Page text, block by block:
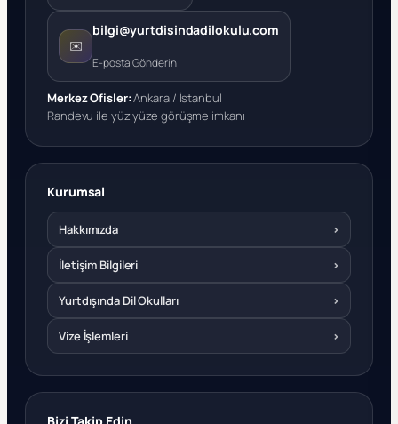
✉️
bilgi@yurtdisindadilokulu.com
E-posta Gönderin
Merkez Ofisler:Ankara / İstanbul
Randevu ile yüz yüze görüşme imkanı
Kurumsal
Hakkımızda ›
İletişim Bilgileri ›
Yurtdışında Dil Okulları ›
Vize İşlemleri ›